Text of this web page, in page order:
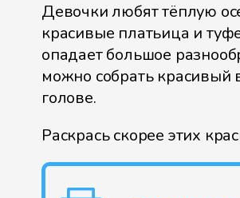
Девочки любят тёплую
красивые платьица и
опадает большое
можно собрать красивый
голове.
Раскрась скорее этих